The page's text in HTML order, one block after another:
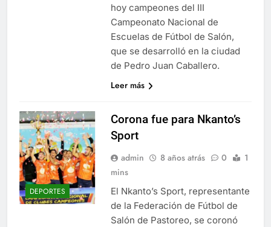
hoy campeones del III
Campeonato Nacional de
Escuelas de Fútbol de Salón,
que se desarrolló en la ciudad
de Pedro Juan Caballero.
Leer más
DEPORTES
Corona fue para Nkanto’s
Sport
admin 8 años atrás 0
1
mins
El Nkanto’s Sport, representante
de la Federación de Fútbol de
Salón de Pastoreo, se coronó